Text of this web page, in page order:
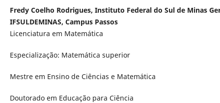
Fredy Coelho Rodrigues, Instituto Federal do Sul de Minas
IFSULDEMINAS, Campus Passos
Licenciatura em Matemática
Especialização: Matemática superior
Mestre em Ensino de Ciências e Matemática
Doutorado em Educação para Ciência